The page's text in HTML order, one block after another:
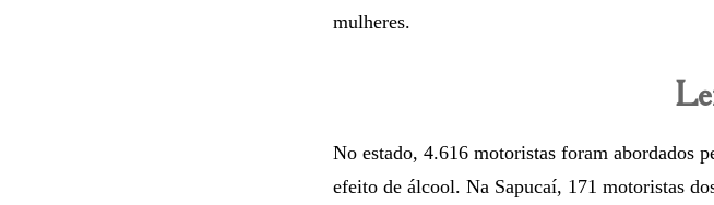
mulheres.
No estado, 4.616 motoristas foram abordados
efeito de álcool. Na Sapucaí, 171 motoristas